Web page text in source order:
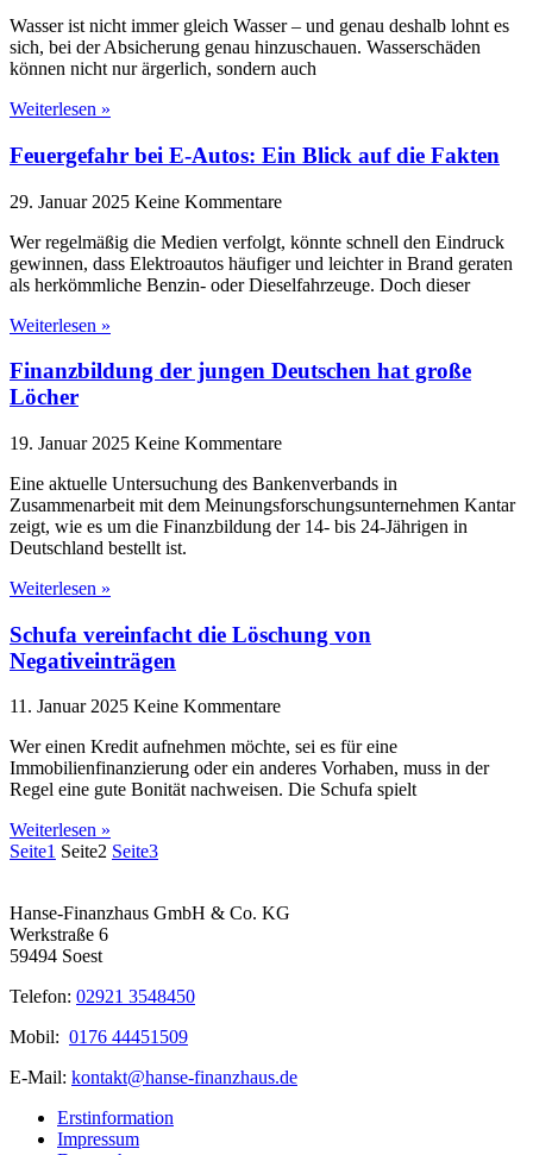
Wasser ist nicht immer gleich Wasser – und genau deshalb lohnt es
sich, bei der Absicherung genau hinzuschauen. Wasserschäden
können nicht nur ärgerlich, sondern auch
Weiterlesen »
Feuergefahr bei E-Autos: Ein Blick auf die Fakten
29. Januar 2025 Keine Kommentare
Wer regelmäßig die Medien verfolgt, könnte schnell den Eindruck
gewinnen, dass Elektroautos häufiger und leichter in Brand geraten
als herkömmliche Benzin- oder Dieselfahrzeuge. Doch dieser
Weiterlesen »
Finanzbildung der jungen Deutschen hat große
Löcher
19. Januar 2025 Keine Kommentare
Eine aktuelle Untersuchung des Bankenverbands in
Zusammenarbeit mit dem Meinungsforschungsunternehmen Kantar
zeigt, wie es um die Finanzbildung der 14- bis 24-Jährigen in
Deutschland bestellt ist.
Weiterlesen »
Schufa vereinfacht die Löschung von
Negativeinträgen
11. Januar 2025 Keine Kommentare
Wer einen Kredit aufnehmen möchte, sei es für eine
Immobilienfinanzierung oder ein anderes Vorhaben, muss in der
Regel eine gute Bonität nachweisen. Die Schufa spielt
Weiterlesen »
Seite1 Seite2 Seite3
Hanse-Finanzhaus GmbH & Co. KG
Werkstraße 6
59494 Soest
Telefon: 02921 3548450
Mobil: 0176 44451509
E-Mail: kontakt@hanse-finanzhaus.de
Erstinformation
Impressum